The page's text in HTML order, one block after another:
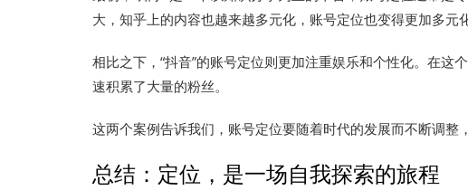
大，知乎上的内容也越来越多元化，账号定位也变得更加多元化
相比之下，“抖音”的账号定位则更加注重娱乐和个性化。在这
速积累了大量的粉丝。
这两个案例告诉我们，账号定位要随着时代的发展而不断调整
总结：定位，是一场自我探索的旅程